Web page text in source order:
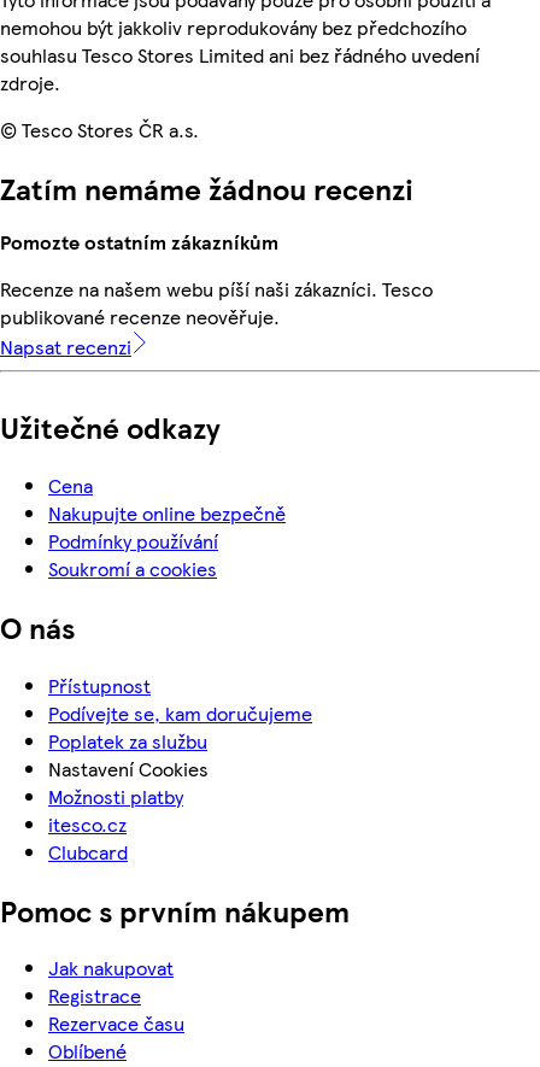
nemohou být jakkoliv reprodukovány bez předchozího
souhlasu Tesco Stores Limited ani bez řádného uvedení
zdroje.
© Tesco Stores ČR a.s.
Zatím nemáme žádnou recenzi
Pomozte ostatním zákazníkům
Recenze na našem webu píší naši zákazníci. Tesco
publikované recenze neověřuje.
Napsat recenzi
Užitečné odkazy
Cena
Nakupujte online bezpečně
Podmínky používání
Soukromí a cookies
O nás
Přístupnost
Podívejte se, kam doručujeme
Poplatek za službu
Nastavení Cookies
Možnosti platby
itesco.cz
Clubcard
Pomoc s prvním nákupem
Jak nakupovat
Registrace
Rezervace času
Oblíbené